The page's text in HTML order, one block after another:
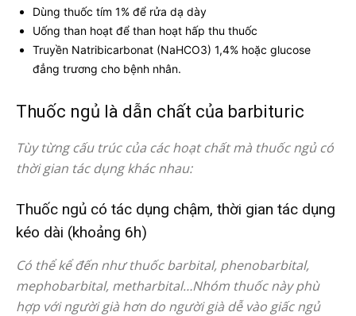
Dùng thuốc tím 1% để rửa dạ dày
Uống than hoạt để than hoạt hấp thu thuốc
Truyền Natribicarbonat (NaHCO3) 1,4% hoặc glucose
đẳng trương cho bệnh nhân.
Thuốc ngủ là dẫn chất của barbituric
Tùy từng cấu trúc của các hoạt chất mà thuốc ngủ có
thời gian tác dụng khác nhau:
Thuốc ngủ có tác dụng chậm, thời gian tác dụng
kéo dài (khoảng 6h)
Có thể kể đến như thuốc barbital, phenobarbital,
mephobarbital, metharbital…Nhóm thuốc này phù
hợp với người già hơn do người già dễ vào giấc ngủ